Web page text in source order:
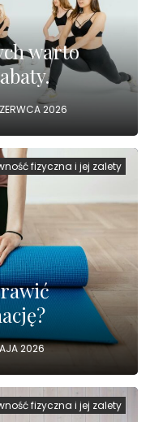
warto
2026
fizyczna i jej zalety
2026
fizyczna i jej zalety